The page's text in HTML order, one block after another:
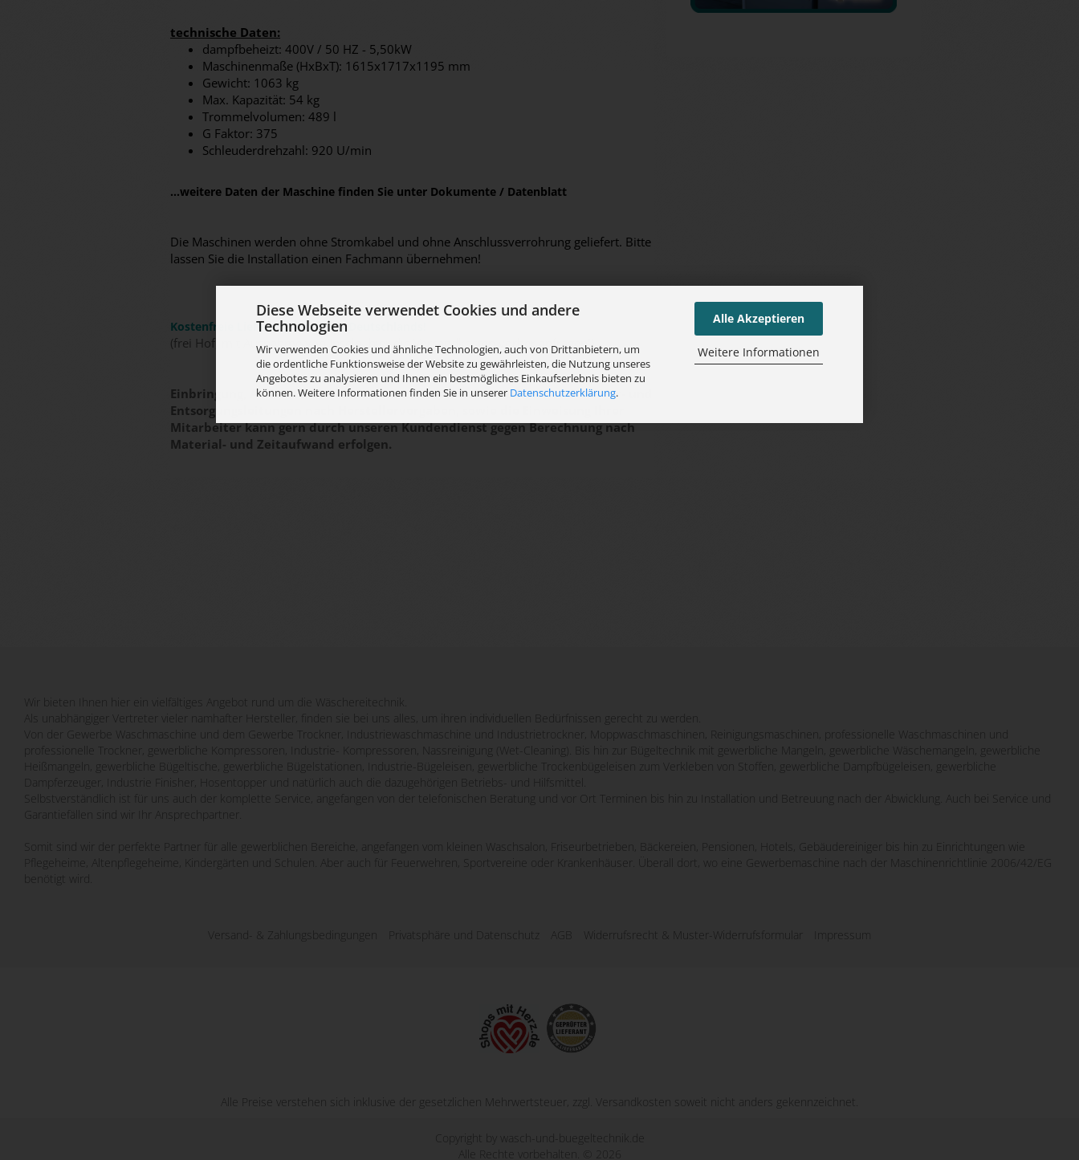
Diese Webseite verwendet Cookies und andere
Technologien
Wir verwenden Cookies und ähnliche Technologien, auch von Drittanbietern, um
die ordentliche Funktionsweise der Website zu gewährleisten, die Nutzung unseres
Angebotes zu analysieren und Ihnen ein bestmögliches Einkaufserlebnis bieten zu
können. Weitere Informationen finden Sie in unserer Datenschutzerklärung.
Alle Akzeptieren
Weitere Informationen
technische Daten:
dampfbeheizt: 400V / 50 HZ - 5,50kW
Maschinenmaße (HxBxT): 1615x1717x1195 mm
Gewicht: 1063 kg
Max. Kapazität: 54 kg
Trommelvolumen: 489 l
G Faktor: 375
Schleuderdrehzahl: 920 U/min
...weitere Daten der Maschine finden Sie unter Dokumente / Datenblatt
Die Maschinen werden ohne Stromkabel und ohne Anschlussverrohrung geliefert. Bitte
lassen Sie die Installation einen Fachmann übernehmen!
Kostenfreie Lieferung innerhalb Deutschlands!
(frei Hof, mit Ausnahme von Inseln, hier die Versandkosten vorher anfragen!)
Einbringung, Aufbau, Installation und Inbetriebnahme an vorhandene Ver- und
Entsorgungsleitungen nach Herstellervorgaben, sowie die Einweisung Ihrer
Mitarbeiter kann gern durch unseren Kundendienst gegen Berechnung nach
Material- und Zeitaufwand erfolgen.
Wir bieten Ihnen hier ein vielfältiges Angebot rund um die Wäschereitechnik.
Als unabhängiger Vertreter vieler namhafter Hersteller, finden sie bei uns alles, um ihren individuellen Bedürfnissen gerecht zu werden.
Von der Gewerbe Waschmaschine und dem Gewerbe Trockner, Industriewaschmaschine und Industrietrockner, Moppwaschmaschinen, Reinigungsmaschinen, professionelle Waschmaschinen und
professionelle Trockner, gewerbliche Kompressoren, Industrie- Kompressoren, Nassreinigung (Wet-Cleaning). Bis hin zur Bügeltechnik mit gewerbliche Mangeln, gewerbliche Wäschemangeln, gewerbliche
Heißmangeln, gewerbliche Bügeltische, gewerbliche Bügelstationen, Industrie-Bügeleisen, gewerbliche Trockenbügeleisen zum Verkleben von Stoffen, gewerbliche Dampfbügeleisen, gewerbliche
Dampferzeuger, Industrie Finisher, Hosentopper und natürlich auch die dazugehörigen Betriebs- und Hilfsmittel.
Selbstverständlich ist für uns auch der komplette Service, angefangen von der telefonischen Beratung und vor Ort Terminen bis hin zu Installation und Betreuung nach der Abwicklung. Auch bei Service und
Garantiefällen sind wir Ihr Ansprechpartner.
Somit sind wir der perfekte Partner für alle gewerblichen Bereiche, angefangen vom kleinen Waschsalon, Friseurbetrieben, Bäckereien, Pensionen, Hotels, Gebäudereiniger bis hin zu Einrichtungen wie
Pflegeheime, Altenpflegeheime, Kindergärten und Schulen. Aber auch für Feuerwehren, Sportvereine oder Krankenhäuser. Überall dort, wo eine Gewerbemaschine nach der Maschinenrichtlinie 2006/42/EG
benötigt wird.
Versand- & Zahlungsbedingungen Privatsphäre und Datenschutz AGB Widerrufsrecht & Muster-Widerrufsformular Impressum
Alle Preise verstehen sich inklusive der gesetzlichen Mehrwertsteuer, zzgl. Versandkosten soweit nicht anders gekennzeichnet.
Copyright by wasch-und-buegeltechnik.de
Alle Rechte vorbehalten. © 2026